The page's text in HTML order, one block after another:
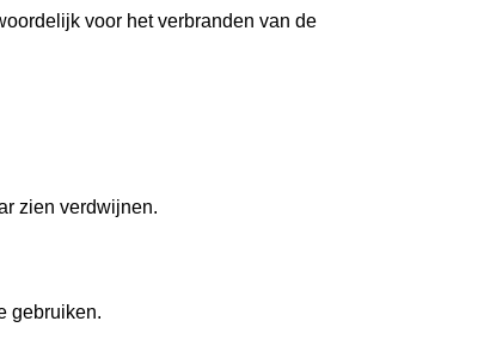
voor het verbranden van de
zien verdwijnen.
gebruiken.